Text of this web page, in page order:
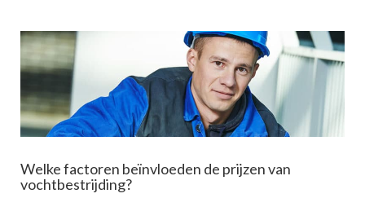
Welke factoren beïnvloeden de prijzen van
vochtbestrijding?